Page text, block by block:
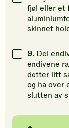
fjøl eller et
skinnet
9. Del
endivene
detter litt
og ha over
slutten av